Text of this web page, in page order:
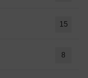
15
8